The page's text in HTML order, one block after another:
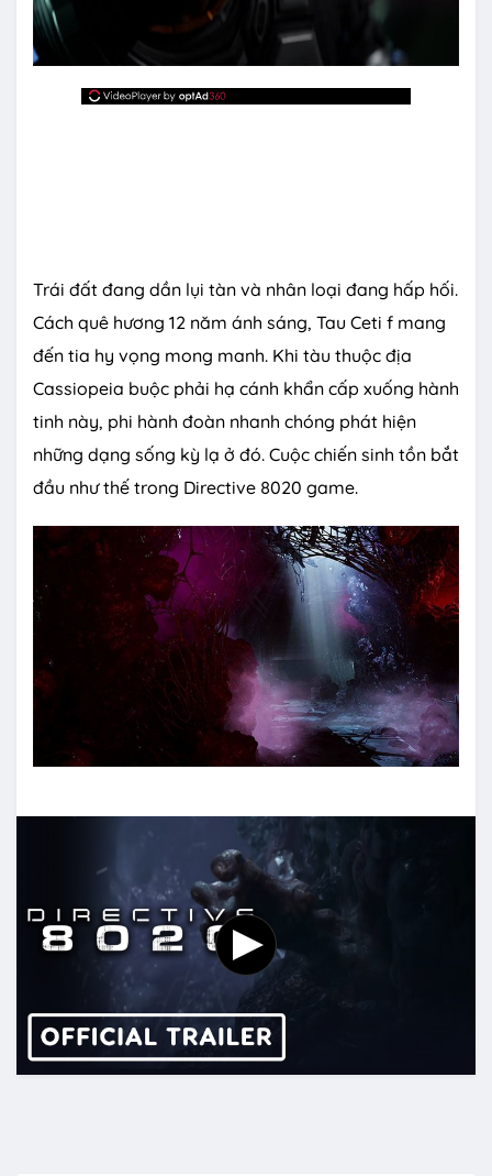
Trái đất đang dần lụi tàn và nhân loại đang hấp hối.
Cách quê hương 12 năm ánh sáng, Tau Ceti f mang
đến tia hy vọng mong manh. Khi tàu thuộc địa
Cassiopeia buộc phải hạ cánh khẩn cấp xuống hành
tinh này, phi hành đoàn nhanh chóng phát hiện
những dạng sống kỳ lạ ở đó. Cuộc chiến sinh tồn bắt
đầu như thế trong Directive 8020 game.